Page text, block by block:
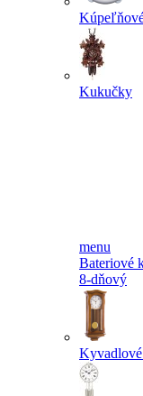
Kukučky
menu
Bateriové
8-dňový